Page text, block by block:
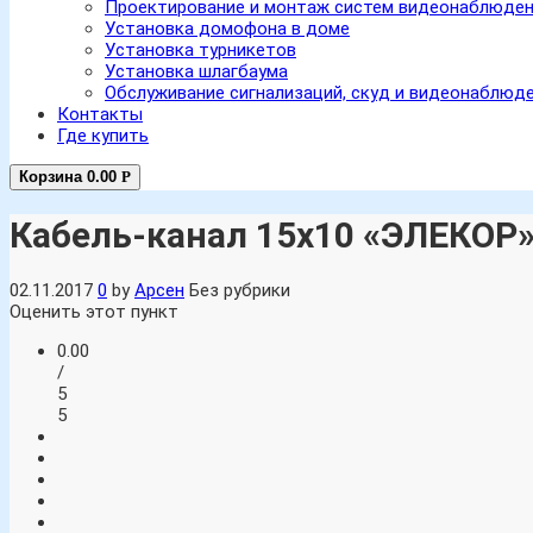
Проектирование и монтаж систем
Установка домофона в доме
Установка турникетов
Установка шлагбаума
Обслуживание сигнализаций, скуд и
Контакты
Где купить
Корзина 0.00 Р
Кабель-канал 15х10 «ЭЛЕКОР»
02.11.2017 0 byАрсен Без рубрики
Оценить этот пункт
0.00
/
5
5